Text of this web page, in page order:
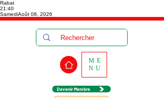
Rabat
21:40
SamediAoût 08, 2026
Devenir Membre
ME
NU